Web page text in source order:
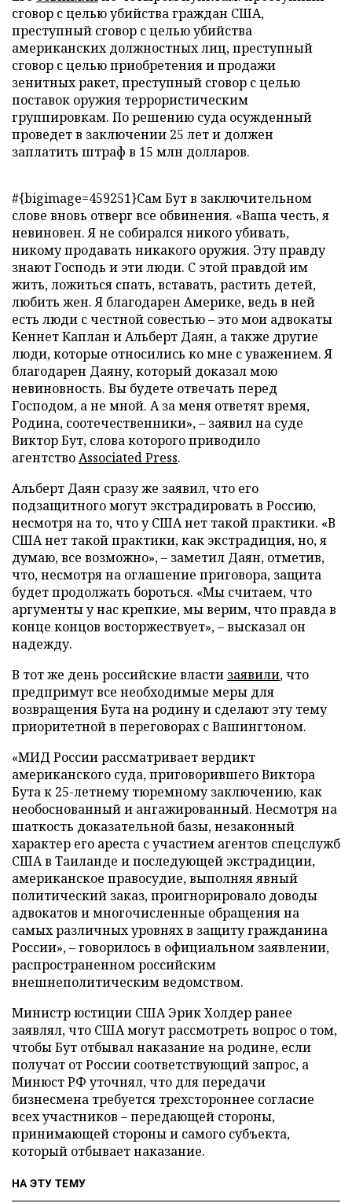
сговор с целью убийства граждан США,
преступный сговор с целью убийства
американских должностных лиц, преступный
сговор с целью приобретения и продажи
зенитных ракет, преступный сговор с целью
поставок оружия террористическим
группировкам. По решению суда осужденный
проведет в заключении 25 лет и должен
заплатить штраф в 15 млн долларов.
#{bigimage=459251}Сам Бут в заключительном
слове вновь отверг все обвинения. «Ваша честь, я
невиновен. Я не собирался никого убивать,
никому продавать никакого оружия. Эту правду
знают Господь и эти люди. С этой правдой им
жить, ложиться спать, вставать, растить детей,
любить жен. Я благодарен Америке, ведь в ней
есть люди с честной совестью – это мои адвокаты
Кеннет Каплан и Альберт Даян, а также другие
люди, которые относились ко мне с уважением. Я
благодарен Даяну, который доказал мою
невиновность. Вы будете отвечать перед
Господом, а не мной. А за меня ответят время,
Родина, соотечественники», – заявил на суде
Виктор Бут, слова которого приводило
агентствоAssociated Press.
Альберт Даян сразу же заявил, что его
подзащитного могут экстрадировать в Россию,
несмотря на то, что у США нет такой практики. «В
США нет такой практики, как экстрадиция, но, я
думаю, все возможно», – заметил Даян, отметив,
что, несмотря на оглашение приговора, защита
будет продолжать бороться. «Мы считаем, что
аргументы у нас крепкие, мы верим, что правда в
конце концов восторжествует», – высказал он
надежду.
В тот же день российские власти заявили, что
предпримут все необходимые меры для
возвращения Бута на родину и сделают эту тему
приоритетной в переговорах с Вашингтоном.
«МИД России рассматривает вердикт
американского суда, приговорившего Виктора
Бута к 25-летнему тюремному заключению, как
необоснованный и ангажированный. Несмотря на
шаткость доказательной базы, незаконный
характер его ареста с участием агентов спецслужб
США в Таиланде и последующей экстрадиции,
американское правосудие, выполняя явный
политический заказ, проигнорировало доводы
адвокатов и многочисленные обращения на
самых различных уровнях в защиту гражданина
России», – говорилось в официальном заявлении,
распространенном российским
внешнеполитическим ведомством.
Министр юстиции США Эрик Холдер ранее
заявлял, что США могут рассмотреть вопрос о том,
чтобы Бут отбывал наказание на родине, если
получат от России соответствующий запрос, а
Минюст РФ уточнял, что для передачи
бизнесмена требуется трехстороннее согласие
всех участников – передающей стороны,
принимающей стороны и самого субъекта,
который отбывает наказание.
НА ЭТУ ТЕМУ